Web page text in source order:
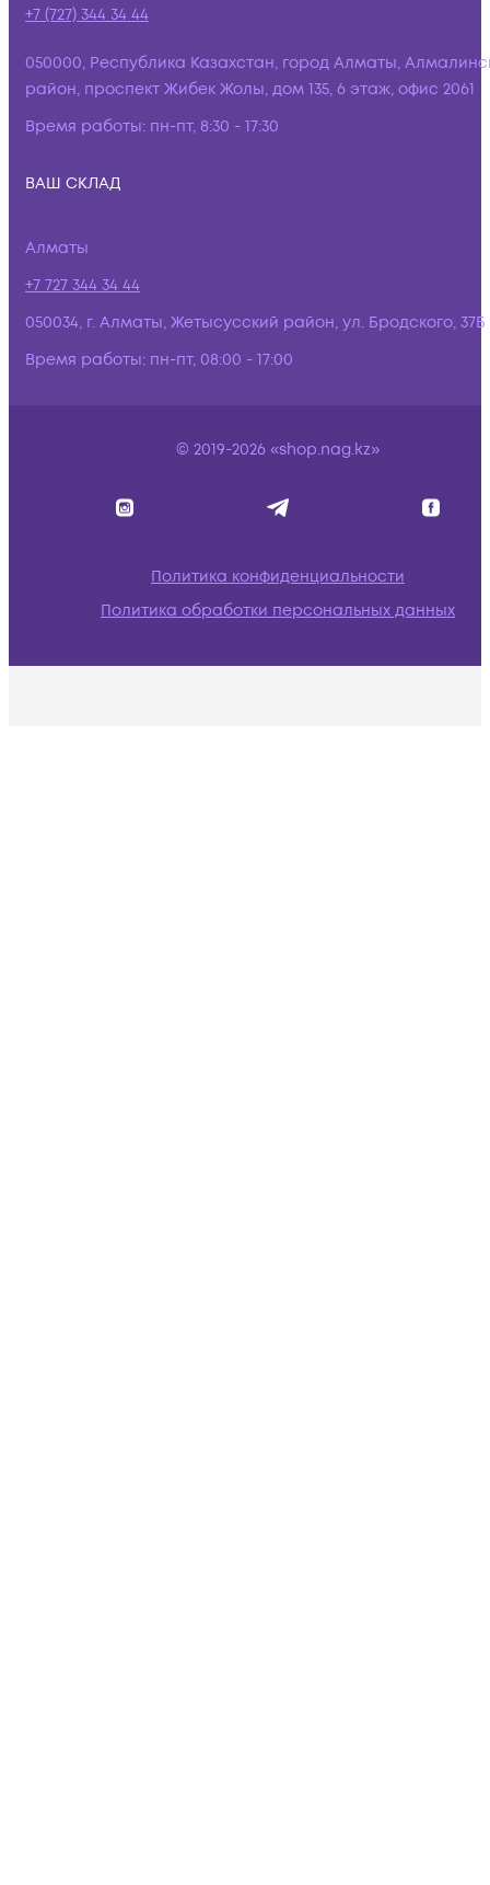
+7 (727) 344 34 44
050000, Республика Казахстан, город Алматы,
район, проспект Жибек Жолы, дом 135, 6 этаж, офис 2061
Время работы: пн-пт, 8:30 - 17:30
ВАШ СКЛАД
Алматы
+7 727 344 34 44
050034, г. Алматы, Жетысусский район, ул. Бродского, 37Б
Время работы: пн-пт, 08:00 - 17:00
© 2019-2026 «shop.nag.kz»
Политика конфиденциальности
Политика обработки персональных данных